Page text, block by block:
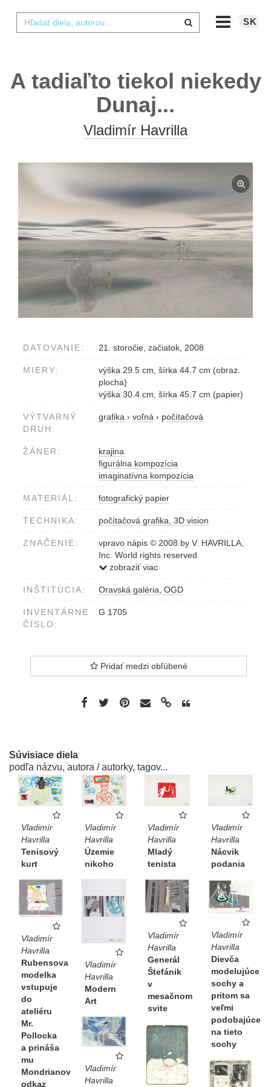
SK
A tadiaľto tiekol niekedy
Dunaj...
Vladimír Havrilla
DATOVANIE: 21. storočie, začiatok, 2008
MIERY:
výška 29.5 cm, šírka 44.7 cm (obraz.
plocha)
výška 30.4 cm, šírka 45.7 cm (papier)
VÝTVARNÝ
DRUH:
grafika › voľná › počítačová
ŽÁNER:
krajina
figurálna kompozícia
imaginatívna kompozícia
MATERIÁL: fotografický papier
TECHNIKA: počítačová grafika, 3D vision
ZNAČENIE:
vpravo nápis © 2008 by V. HAVRILLA,
Inc. World rights reserved
vpravo dole slepotlač Havrilla
niekedy Dunaj..."
zobraziť viac
INŠTITÚCIA: Oravská galéria, OGD
INVENTÁRNE
ČÍSLO:
G 1705
Pridať medzi obľúbené
Súvisiace diela
podľa názvu, autora / autorky, tagov...
Vladimír
Havrilla
Tenisový
kurt
Vladimír
Havrilla
Územie
nikoho
Vladimír
Havrilla
Mladý
tenista
Vladimír
Havrilla
Nácvik
podania
Vladimír
Havrilla
Rubensova
modelka
vstupuje
do
ateliéru
Mr.
Pollocka
a prináša
mu
Mondrianov
odkaz
Vladimír
Havrilla
Dievča
modelujúce
sochy a
pritom sa
veľmi
podobajúce
na tieto
sochy
Vladimír
Havrilla
Modern
Art
Vladimír
Havrilla
Generál
Štefánik
v
mesačnom
svite
Vladimír
Havrilla